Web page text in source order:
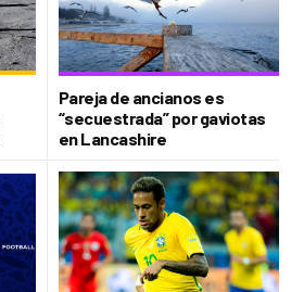
Pareja de ancianos es
“secuestrada” por gaviotas
en Lancashire